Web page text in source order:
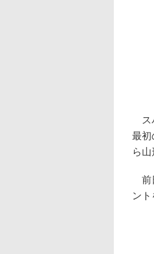
ス
最初
ら
前
ン